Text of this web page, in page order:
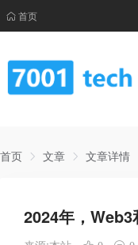
首页
首页 文章 文章详情
2024年，Web3